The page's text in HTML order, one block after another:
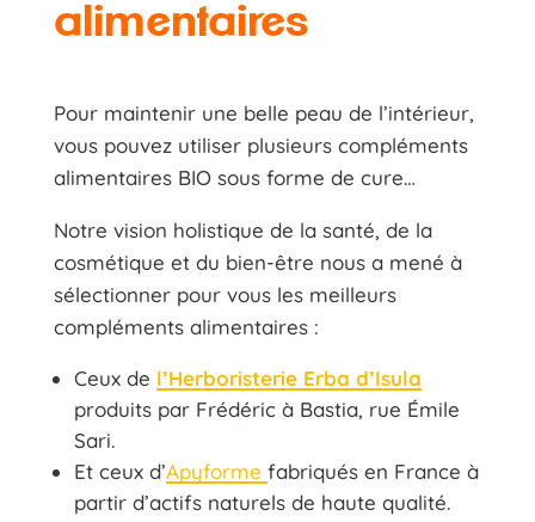
alimentaires
Pour maintenir une belle peau de l’intérieur,
vous pouvez utiliser plusieurs compléments
alimentaires BIO sous forme de cure…
Notre vision holistique de la santé, de la
cosmétique et du bien-être nous a mené à
sélectionner pour vous les meilleurs
compléments alimentaires :
Ceux de l’Herboristerie Erba d’Isula
produits par Frédéric à Bastia, rue Émile
Sari.
Et ceux d’Apyforme fabriqués en France à
partir d’actifs naturels de haute qualité.